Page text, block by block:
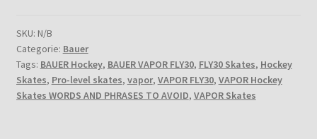
Mijn account
Mijn boekingen
aantal
SKU: N/B
Categorie: Bauer
Tags: BAUER Hockey, BAUER VAPOR FLY30, FLY30 Skates, Hockey
Skates, Pro-level skates, vapor, VAPOR FLY30, VAPOR Hockey
Skates WORDS AND PHRASES TO AVOID, VAPOR Skates